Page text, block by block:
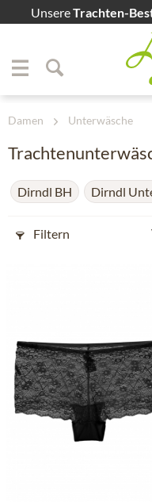
UnsereTrachten-
Damen Unterwäsche
Dirndl BH Dirndl
Filtern